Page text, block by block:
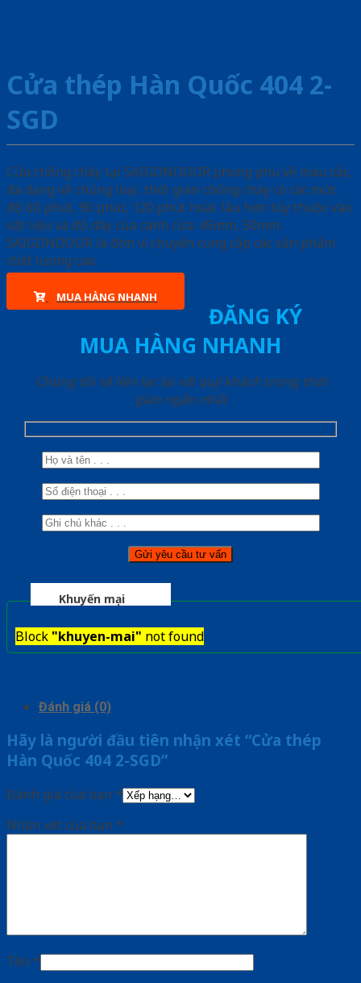
Cửa thép Hàn Quốc 404 2-
SGD
Cửa chống cháy tại SAIGONDOOR phong phú về màu sắc,
đa dạng về chủng loại, thời gian chống cháy có các mức
độ 60 phút, 90 phút, 120 phút hoặc lâu hơn tùy thuộc vào
vật liệu và độ dày của cánh cửa: 45mm, 50mm.
SAIGONDOOR là đơn vị chuyên cung cấp các sản phẩm
chất lượng cao.
MUA HÀNG NHANH
ĐĂNG KÝ
MUA HÀNG NHANH
Chúng tôi sẽ liên lạc lại với quý khách trong thời
gian ngắn nhất
Khuyến mại
Block "khuyen-mai" not found
Đánh giá (0)
Hãy là người đầu tiên nhận xét “Cửa thép
Hàn Quốc 404 2-SGD”
Đánh giá của bạn *
Nhận xét của bạn *
Tên *